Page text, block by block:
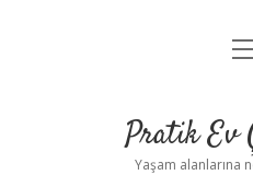
Yasal
Pratik Ev
Yaşam alanlarına